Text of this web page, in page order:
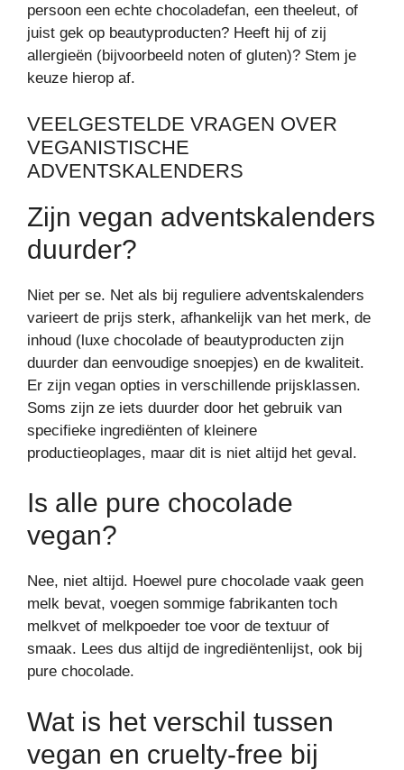
persoon een echte chocoladefan, een theeleut, of
juist gek op beautyproducten? Heeft hij of zij
allergieën (bijvoorbeeld noten of gluten)? Stem je
keuze hierop af.
VEELGESTELDE VRAGEN OVER
VEGANISTISCHE
ADVENTSKALENDERS
Zijn vegan adventskalenders
duurder?
Niet per se. Net als bij reguliere adventskalenders
varieert de prijs sterk, afhankelijk van het merk, de
inhoud (luxe chocolade of beautyproducten zijn
duurder dan eenvoudige snoepjes) en de kwaliteit.
Er zijn vegan opties in verschillende prijsklassen.
Soms zijn ze iets duurder door het gebruik van
specifieke ingrediënten of kleinere
productieoplages, maar dit is niet altijd het geval.
Is alle pure chocolade
vegan?
Nee, niet altijd. Hoewel pure chocolade vaak geen
melk bevat, voegen sommige fabrikanten toch
melkvet of melkpoeder toe voor de textuur of
smaak. Lees dus altijd de ingrediëntenlijst, ook bij
pure chocolade.
Wat is het verschil tussen
vegan en cruelty-free bij